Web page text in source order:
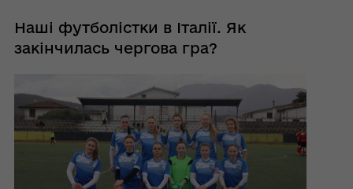
Наші футболістки в Італії. Як
закінчилась чергова гра?